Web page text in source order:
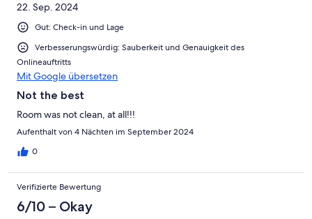
22. Sep. 2024
Gut: Check-in und Lage
Verbesserungswürdig: Sauberkeit und Genauigkeit des
Onlineauftritts
Mit Google übersetzen
Not the best
Room was not clean, at all!!!
Aufenthalt von 4 Nächten im September 2024
0
Verifizierte Bewertung
6/10 – Okay